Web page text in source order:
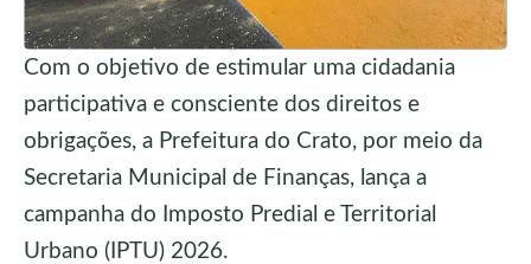
Com o objetivo de estimular uma cidadania
participativa e consciente dos direitos e
obrigações, a Prefeitura do Crato, por meio da
Secretaria Municipal de Finanças, lança a
campanha do Imposto Predial e Territorial
Urbano (IPTU) 2026.